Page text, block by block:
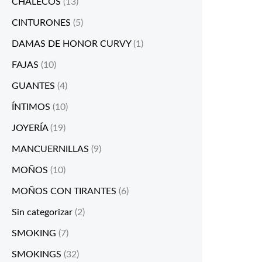
CINTURONES (5)
DAMAS DE HONOR CURVY (1)
FAJAS (10)
GUANTES (4)
ÍNTIMOS (10)
JOYERÍA (19)
MANCUERNILLAS (9)
MOÑOS (10)
MOÑOS CON TIRANTES (6)
Sin categorizar (2)
SMOKING (7)
SMOKINGS (32)